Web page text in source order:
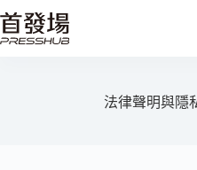
跳
至
法律聲明與隱